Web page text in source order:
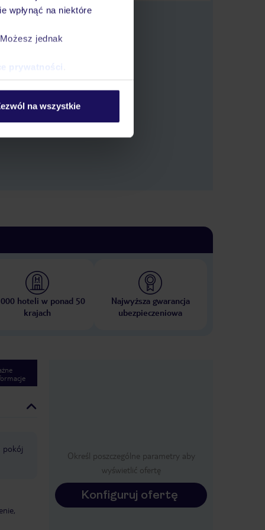
wpłynąć na niektóre
jednak
prywatności
na wszystkie
oferty.
hoteli w ponad 50
krajach
Najwyższa gwarancja
ubezpieczeniowa
pokój
Określ poszczególne parametry aby
wyświetlić ofertę
Konfiguruj ofertę